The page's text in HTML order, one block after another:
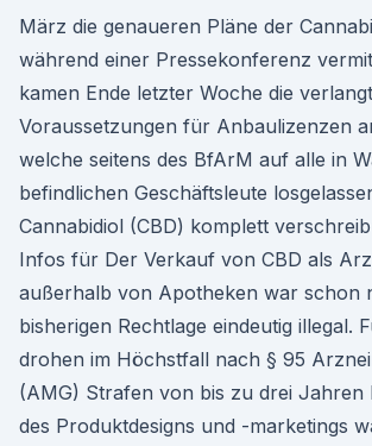
März die genaueren Pläne der
während einer Pressekonferenz
kamen Ende letzter Woche die
Voraussetzungen für Anbaulizenzen
welche seitens des BfArM auf alle in
befindlichen Geschäftsleute
Cannabidiol (CBD) komplett
Infos für Der Verkauf von CBD als
außerhalb von Apotheken war schon
bisherigen Rechtlage eindeutig illegal.
drohen im Höchstfall nach § 95
(AMG) Strafen von bis zu drei Jahren
des Produktdesigns und -marketings